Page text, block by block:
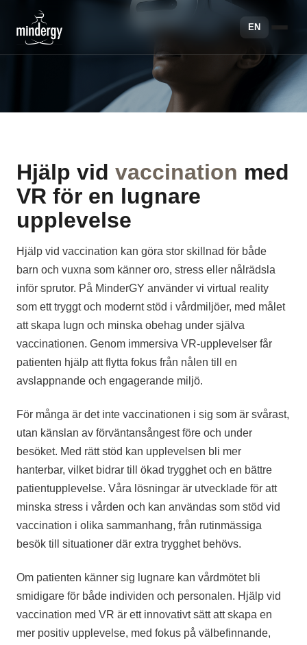
EN
Hjälp vid vaccination med
VR för en lugnare
upplevelse
Hjälp vid vaccination kan göra stor skillnad för både
barn och vuxna som känner oro, stress eller nålrädsla
inför sprutor. På MinderGY använder vi virtual reality
som ett tryggt och modernt stöd i vårdmiljöer, med målet
att skapa lugn och minska obehag under själva
vaccinationen. Genom immersiva VR-upplevelser får
patienten hjälp att flytta fokus från nålen till en
avslappnande och engagerande miljö.
För många är det inte vaccinationen i sig som är svårast,
utan känslan av förväntansångest före och under
besöket. Med rätt stöd kan upplevelsen bli mer
hanterbar, vilket bidrar till ökad trygghet och en bättre
patientupplevelse. Våra lösningar är utvecklade för att
minska stress i vården och kan användas som stöd vid
vaccination i olika sammanhang, från rutinmässiga
besök till situationer där extra trygghet behövs.
Om patienten känner sig lugnare kan vårdmötet bli
smidigare för både individen och personalen. Hjälp vid
vaccination med VR är ett innovativt sätt att skapa en
mer positiv upplevelse, med fokus på välbefinnande,